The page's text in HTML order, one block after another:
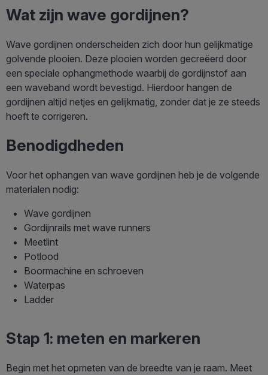
Wat zijn wave gordijnen?
Wave gordijnen onderscheiden zich door hun gelijkmatige
golvende plooien. Deze plooien worden gecreëerd door
een speciale ophangmethode waarbij de gordijnstof aan
een waveband wordt bevestigd. Hierdoor hangen de
gordijnen altijd netjes en gelijkmatig, zonder dat je ze steeds
hoeft te corrigeren.
Benodigdheden
Voor het ophangen van wave gordijnen heb je de volgende
materialen nodig:
Wave gordijnen
Gordijnrails met wave runners
Meetlint
Potlood
Boormachine en schroeven
Waterpas
Ladder
Stap 1: meten en markeren
Begin met het opmeten van de breedte van je raam. Meet